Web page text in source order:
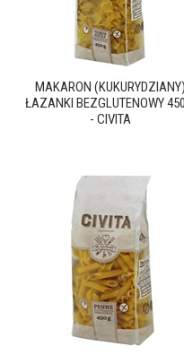
MAKARON (KUKURYDZIANY)
ŁAZANKI BEZGLUTENOWY
- CIVITA